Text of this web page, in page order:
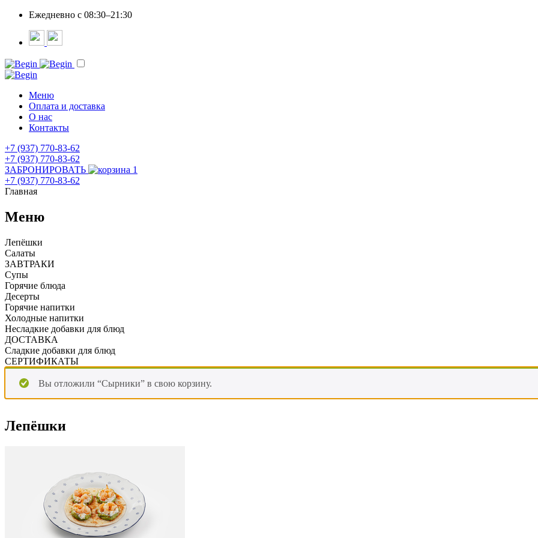
Ежедневно c 08:30–21:30
Меню
Оплата и доставка
О нас
Контакты
+7 (937) 770-83-62
+7 (937) 770-83-62
ЗАБРОНИРОВАТЬ
1
+7 (937) 770-83-62
Главная
Меню
Лепёшки
Салаты
ЗАВТРАКИ
Супы
Горячие блюда
Десерты
Горячие напитки
Холодные напитки
Несладкие добавки для блюд
ДОСТАВКА
Сладкие добавки для блюд
СЕРТИФИКАТЫ
Вы отложили “Сырники” в свою корзину.
Лепёшки